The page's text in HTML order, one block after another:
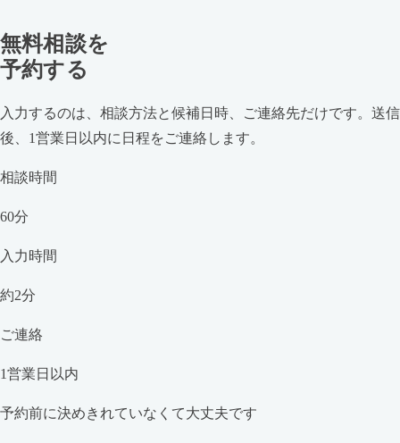
無料相談を
予約する
入力するのは、相談方法と候補日時、ご連絡先だけです。送信
後、1営業日以内に日程をご連絡します。
相談時間
60分
入力時間
約2分
ご連絡
1営業日以内
予約前に決めきれていなくて大丈夫です